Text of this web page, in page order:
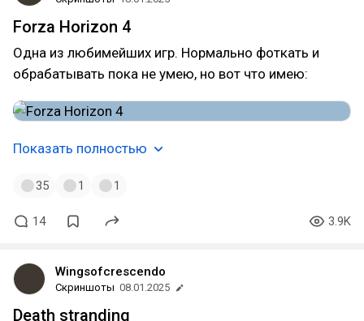
Forza Horizon 4
Одна из любимейших игр. Нормально фоткать и
обрабатывать пока не умею, но вот что имею:
Показать полностью
35 1 1
14 3.9K
Wingsofcrescendo
Скриншоты 08.01.2025
Death stranding